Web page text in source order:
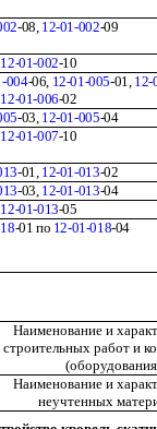
-08, 12-01-002-09
12-01-002-10
004-06, 12-01-005-01, 12-
12-01-006-02
-03, 12-01-005-04
12-01-007-10
-01, 12-01-013-02
-03, 12-01-013-04
12-01-013-05
-01 по 12-01-018-04
Наименование и
строительных работ и
Наименование и
неучтенных